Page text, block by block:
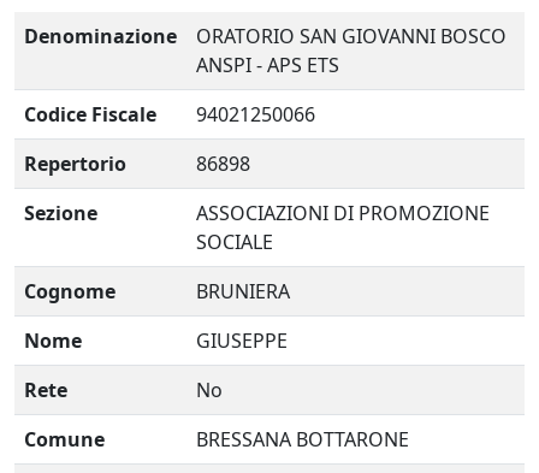
Denominazione
ORATORIO SAN GIOVANNI BOSCO
ANSPI - APS ETS
Codice Fiscale
94021250066
Repertorio
86898
Sezione
ASSOCIAZIONI DI PROMOZIONE
SOCIALE
Cognome
BRUNIERA
Nome
GIUSEPPE
Rete
No
Comune
BRESSANA BOTTARONE